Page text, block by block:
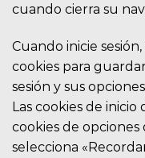
cuando cierra su
Cuando inicie
cookies para
sesión y sus
Las cookies de inicio
cookies de
selecciona